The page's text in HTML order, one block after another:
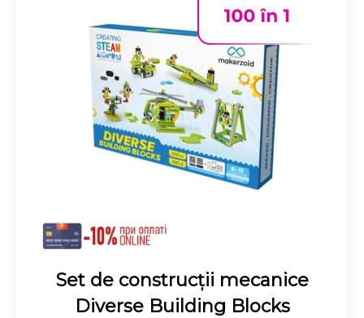
Set de construcții mecanice
Diverse Building Blocks